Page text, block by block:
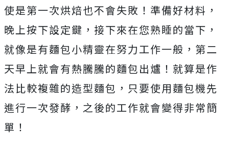
使是第一次烘焙也不會失敗！準備好材料，
晚上按下設定鍵，接下來在您熟睡的當下，
就像是有麵包小精靈在努力工作一般，第二
天早上就會有熱騰騰的麵包出爐！就算是作
法比較複雜的造型麵包，只要使用麵包機先
進行一次發酵，之後的工作就會變得非常簡
單！